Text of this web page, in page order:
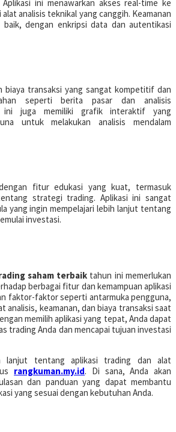
ini menawarkan akses real-time ke
analisis teknikal yang canggih. Keamanan
dengan enkripsi data dan autentikasi
biaya transaksi yang sangat kompetitif dan
seperti berita pasar dan analisis
ini juga memiliki grafik interaktif yang
untuk melakukan analisis mendalam
fitur edukasi yang kuat, termasuk
strategi trading. Aplikasi ini sangat
yang ingin mempelajari lebih lanjut tentang
investasi.
saham terbaik tahun ini memerlukan
berbagai fitur dan kemampuan aplikasi
faktor-faktor seperti antarmuka pengguna,
analisis, keamanan, dan biaya transaksi saat
memilih aplikasi yang tepat, Anda dapat
trading Anda dan mencapai tujuan investasi
lanjut tentang aplikasi trading dan alat
rangkuman.my.id. Di sana, Anda akan
dan panduan yang dapat membantu
yang sesuai dengan kebutuhan Anda.